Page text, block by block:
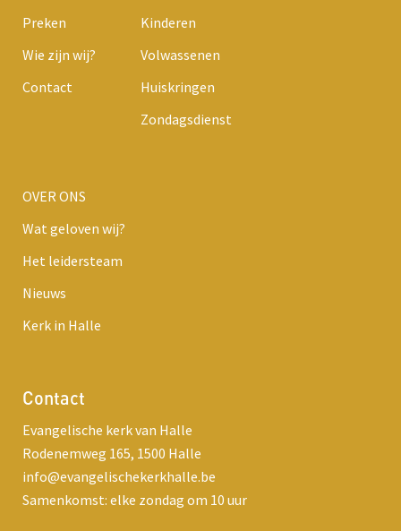
Preken
Wie zijn wij?
Contact
Kinderen
Volwassenen
Huiskringen
Zondagsdienst
OVER ONS
Wat geloven wij?
Het leidersteam
Nieuws
Kerk in Halle
Contact
Evangelische kerk van Halle
Rodenemweg 165, 1500 Halle
info@evangelischekerkhalle.be
Samenkomst: elke zondag om 10 uur